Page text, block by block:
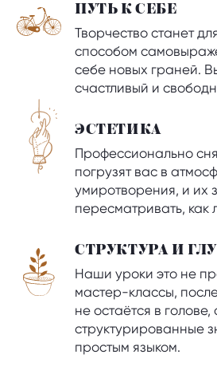
ПУТЬ К СЕБЕ
Творчество станет
способом
себе новых граней.
счастливый и
ЭСТЕТИКА
Профессионально
погрузят вас в
умиротворения, и их
пересматривать,
СТРУКТУРА И
Наши уроки это не
мастер-классы,
не остаётся в голове,
структурированные
простым языком.